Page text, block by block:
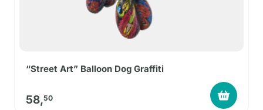
“Street Art” Balloon Dog Graffiti
58,50